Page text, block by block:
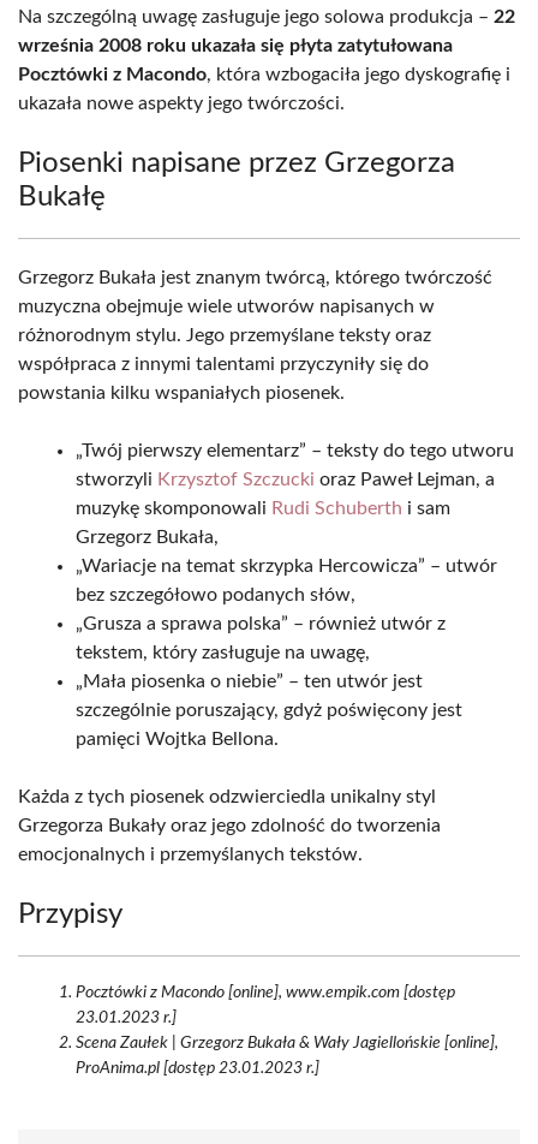
Na szczególną uwagę zasługuje jego solowa produkcja – 22
września 2008 roku ukazała się płyta zatytułowana
Pocztówki z Macondo, która wzbogaciła jego dyskografię i
ukazała nowe aspekty jego twórczości.
Piosenki napisane przez Grzegorza
Bukałę
Grzegorz Bukała jest znanym twórcą, którego twórczość
muzyczna obejmuje wiele utworów napisanych w
różnorodnym stylu. Jego przemyślane teksty oraz
współpraca z innymi talentami przyczyniły się do
powstania kilku wspaniałych piosenek.
„Twój pierwszy elementarz” – teksty do tego utworu
stworzyli Krzysztof Szczucki oraz Paweł Lejman, a
muzykę skomponowali Rudi Schuberth i sam
Grzegorz Bukała,
„Wariacje na temat skrzypka Hercowicza” – utwór
bez szczegółowo podanych słów,
„Grusza a sprawa polska” – również utwór z
tekstem, który zasługuje na uwagę,
„Mała piosenka o niebie” – ten utwór jest
szczególnie poruszający, gdyż poświęcony jest
pamięci Wojtka Bellona.
Każda z tych piosenek odzwierciedla unikalny styl
Grzegorza Bukały oraz jego zdolność do tworzenia
emocjonalnych i przemyślanych tekstów.
Przypisy
Pocztówki z Macondo [online], www.empik.com [dostęp
23.01.2023 r.]
Scena Zaułek | Grzegorz Bukała & Wały Jagiellońskie [online],
ProAnima.pl [dostęp 23.01.2023 r.]